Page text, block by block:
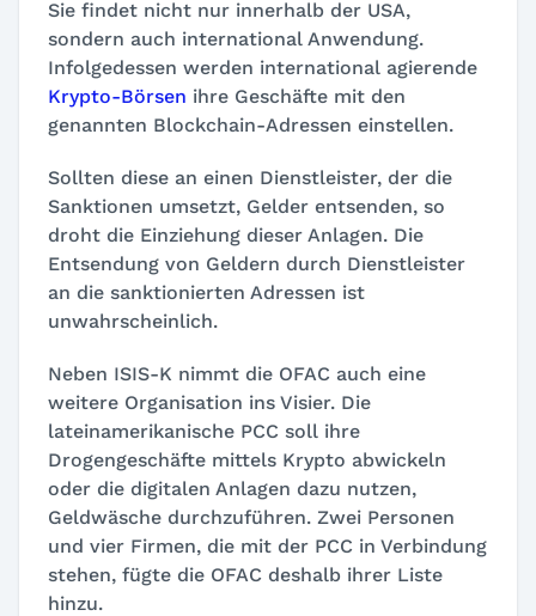
Sie findet nicht nur innerhalb der USA,
sondern auch international Anwendung.
Infolgedessen werden international agierende
Krypto-Börsen ihre Geschäfte mit den
genannten Blockchain-Adressen einstellen.
Sollten diese an einen Dienstleister, der die
Sanktionen umsetzt, Gelder entsenden, so
droht die Einziehung dieser Anlagen. Die
Entsendung von Geldern durch Dienstleister
an die sanktionierten Adressen ist
unwahrscheinlich.
Neben ISIS-K nimmt die OFAC auch eine
weitere Organisation ins Visier. Die
lateinamerikanische PCC soll ihre
Drogengeschäfte mittels Krypto abwickeln
oder die digitalen Anlagen dazu nutzen,
Geldwäsche durchzuführen. Zwei Personen
und vier Firmen, die mit der PCC in Verbindung
stehen, fügte die OFAC deshalb ihrer Liste
hinzu.